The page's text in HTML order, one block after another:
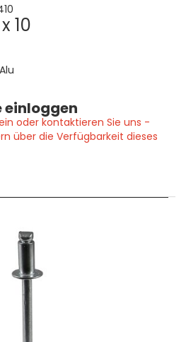
10
einloggen
oder kontaktieren Sie uns -
über die Verfügbarkeit dieses